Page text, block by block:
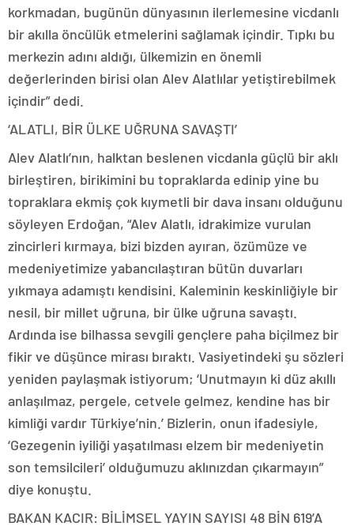
korkmadan, bugünün dünyasının ilerlemesine vicdanlı
bir akılla öncülük etmelerini sağlamak içindir. Tıpkı bu
merkezin adını aldığı, ülkemizin en önemli
değerlerinden birisi olan Alev Alatlılar yetiştirebilmek
içindir” dedi.
‘ALATLI, BİR ÜLKE UĞRUNA SAVAŞTI’
Alev Alatlı’nın, halktan beslenen vicdanla güçlü bir aklı
birleştiren, birikimini bu topraklarda edinip yine bu
topraklara ekmiş çok kıymetli bir dava insanı olduğunu
söyleyen Erdoğan, “Alev Alatlı, idrakimize vurulan
zincirleri kırmaya, bizi bizden ayıran, özümüze ve
medeniyetimize yabancılaştıran bütün duvarları
yıkmaya adamıştı kendisini. Kaleminin keskinliğiyle bir
nesil, bir millet uğruna, bir ülke uğruna savaştı.
Ardında ise bilhassa sevgili gençlere paha biçilmez bir
fikir ve düşünce mirası bıraktı. Vasiyetindeki şu sözleri
yeniden paylaşmak istiyorum; ‘Unutmayın ki düz akıllı
anlaşılmaz, pergele, cetvele gelmez, kendine has bir
kimliği vardır Türkiye’nin.’ Bizlerin, onun ifadesiyle,
‘Gezegenin iyiliği yaşatılması elzem bir medeniyetin
son temsilcileri’ olduğumuzu aklınızdan çıkarmayın”
diye konuştu.
BAKAN KACIR: BİLİMSEL YAYIN SAYISI 48 BİN 619’A